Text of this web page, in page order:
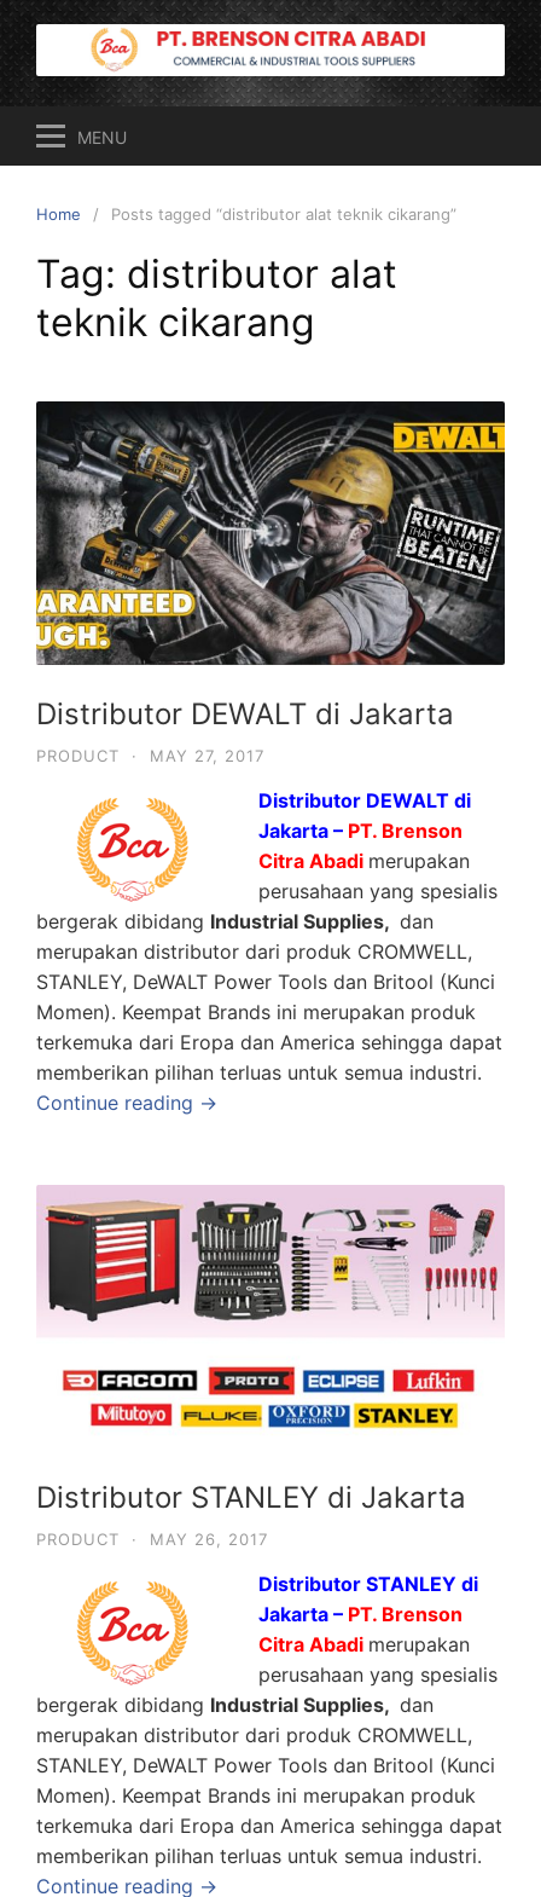
Skip
content
MENU
Home Posts tagged “distributor alat teknik cikarang”
Tag: distributor alat
teknik cikarang
Distributor DEWALT di Jakarta
PRODUCT · MAY 27, 2017
Distributor DEWALT di
Jakarta – PT. Brenson
Citra Abadi merupakan
perusahaan yang spesialis
bergerak dibidang Industrial Supplies, dan
merupakan distributor dari produk CROMWELL,
STANLEY, DeWALT Power Tools dan Britool (Kunci
Momen). Keempat Brands ini merupakan produk
terkemuka dari Eropa dan America sehingga dapat
memberikan pilihan terluas untuk semua industri.
Continue reading →
Distributor STANLEY di Jakarta
PRODUCT · MAY 26, 2017
Distributor STANLEY di
Jakarta – PT. Brenson
Citra Abadi merupakan
perusahaan yang spesialis
bergerak dibidang Industrial Supplies, dan
merupakan distributor dari produk CROMWELL,
STANLEY, DeWALT Power Tools dan Britool (Kunci
Momen). Keempat Brands ini merupakan produk
terkemuka dari Eropa dan America sehingga dapat
memberikan pilihan terluas untuk semua industri.
Continue reading →